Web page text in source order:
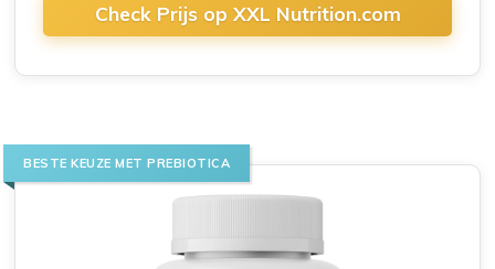
Check Prijs op XXL Nutrition.com
BESTE KEUZE MET PREBIOTICA